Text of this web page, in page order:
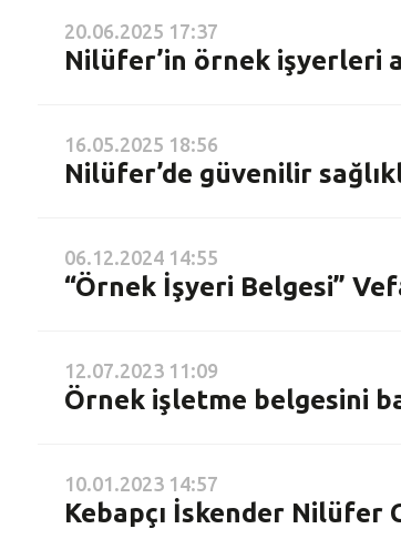
20.06.2025 17:37
Nilüfer’in örnek işyerleri
16.05.2025 18:56
Nilüfer’de güvenilir
06.12.2024 14:55
“Örnek İşyeri Belgesi”
12.07.2023 11:09
Örnek işletme belgesini
10.01.2023 14:57
Kebapçı İskender Nilüfer